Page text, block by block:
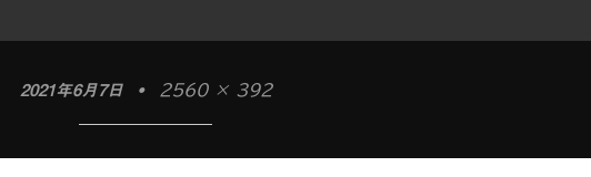
2021年6月7日 • 2560 × 392